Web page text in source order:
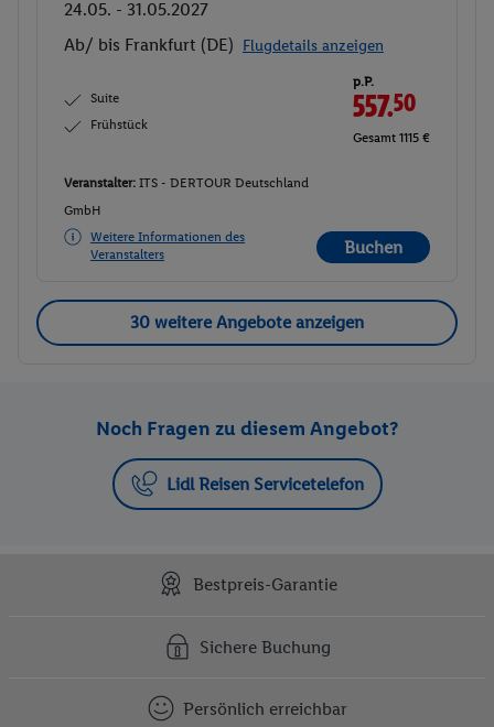
24.05. - 31.05.2027
Ab/ bis Frankfurt (DE) Flugdetails anzeigen
Suite
Frühstück
p.P.
557.50
Gesamt 1115 €
Veranstalter: ITS - DERTOUR Deutschland
GmbH
Weitere Informationen des
Veranstalters
Buchen
30 weitere Angebote anzeigen
Noch Fragen zu diesem Angebot?
Lidl Reisen Servicetelefon
Bestpreis-Garantie
Sichere Buchung
Persönlich erreichbar